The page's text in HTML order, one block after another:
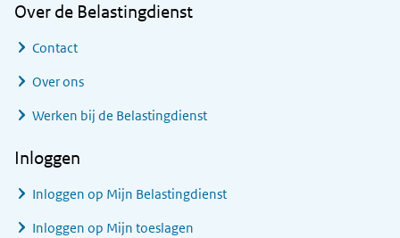
Over de Belastingdienst
Contact
Over ons
Werken bij de Belastingdienst
Inloggen
Inloggen op Mijn Belastingdienst
Inloggen op Mijn toeslagen